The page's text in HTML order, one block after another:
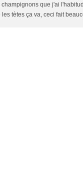
que j'ai
tètes ça va, ceci fait